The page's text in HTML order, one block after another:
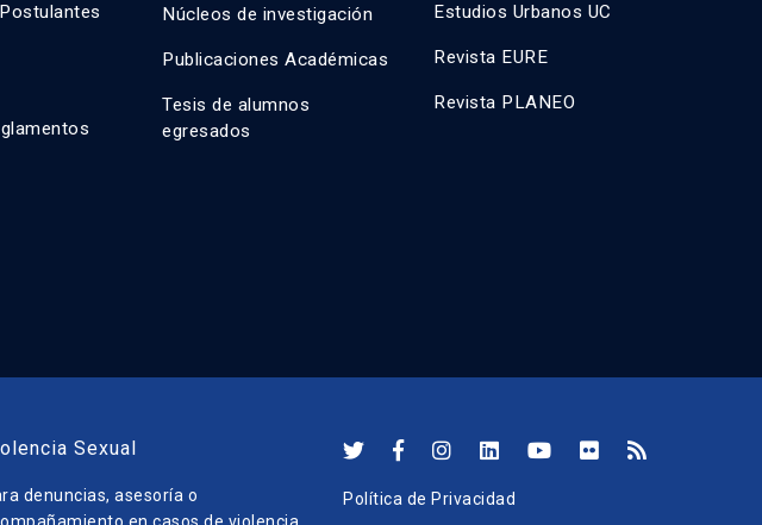
Núcleos de investigación
Publicaciones Académicas
Tesis de alumnos
egresados
Estudios Urbanos UC
Revista EURE
Revista PLANEO
Sexual
denuncias, asesoría o
Política de Privacidad